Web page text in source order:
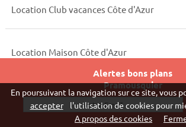
Alertes bons plans
Pramousquier
Location Club vacances Côte d'Azur
Location Maison Côte d'Azur
Vivaweb SARL - RCS Créteil n°790 591
En poursuivant la navigation sur ce site, vous
accepter
l'utilisation de cookies pour
A propos des cookies